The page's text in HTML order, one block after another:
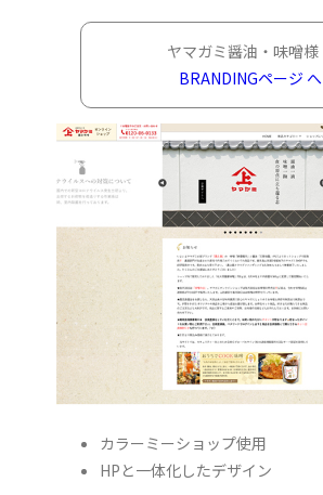
ヤマガミ醤油・味噌様
BRANDINGページ へ
カラーミーショップ使用
HPと一体化したデザイン